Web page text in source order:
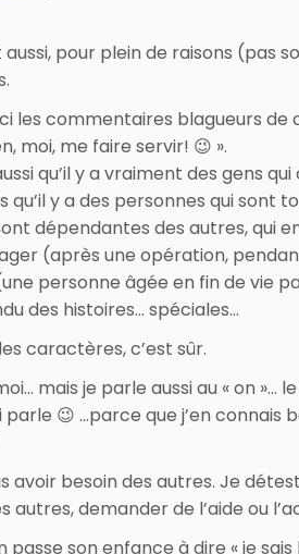
aussi, pour plein de raisons (pas
les commentaires blagueurs de
moi, me faire servir! 😉 ».
qu’il y a vraiment des gens
qu’il y a des personnes qui sont
dépendantes des autres, qui
(après une opération,
personne âgée en fin de vie
des histoires… spéciales…
caractères, c’est sûr.
mais je parle aussi au « on »…
😉 …parce que j’en connais
avoir besoin des autres. Je
autres, demander de l’aide ou
passe son enfance à dire « je